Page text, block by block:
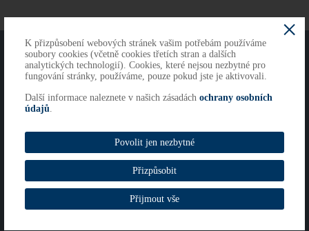
O NÁS KONTAKTY
Copyright 2026
Imprint
Whistleblowing
© RCP ISC s. r. o.
K přizpůsobení webových stránek vašim potřebám používáme
soubory cookies (včetně cookies třetích stran a dalších
analytických technologií). Cookies, které nejsou nezbytné pro
fungování stránky, používáme, pouze pokud jste je aktivovali.
Další informace naleznete v našich zásadách ochrany osobních
údajů.
Povolit jen nezbytné
Přizpůsobit
Přijmout vše